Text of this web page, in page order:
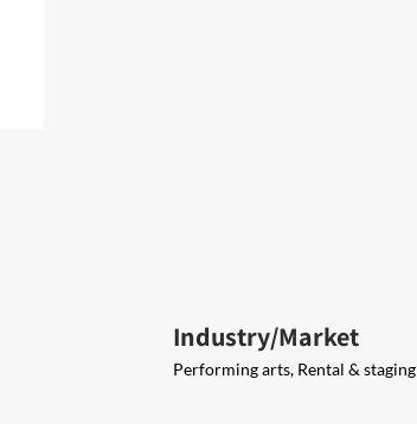
Industry/Market
Performing arts, Rental & staging